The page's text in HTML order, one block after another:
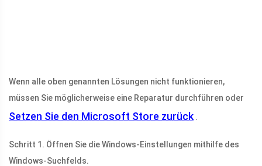
Wenn alle oben genannten Lösungen nicht funktionieren,
müssen Sie möglicherweise eine Reparatur durchführen oder
Setzen Sie den Microsoft Store zurück .
Schritt 1. Öffnen Sie die Windows-Einstellungen mithilfe des
Windows-Suchfelds.